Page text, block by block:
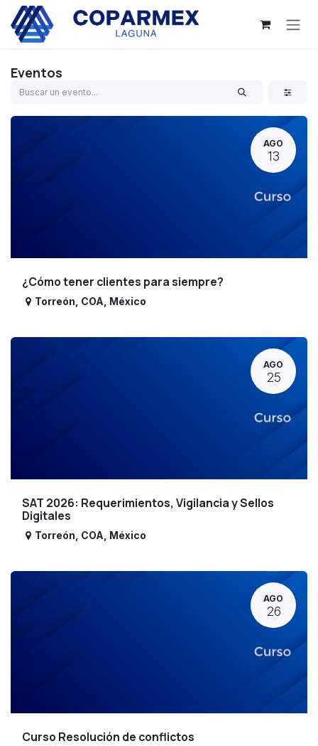
Ir al contenido
Eventos
AGO
13
¿Cómo tener clientes para siempre?
Torreón COA México
AGO
25
SAT 2026: Requerimientos, Vigilancia y Sellos
Digitales
Torreón COA México
AGO
26
Curso Resolución de conflictos